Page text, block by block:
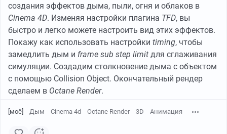
создания эффектов дыма, пыли, огня и облаков в
Cinema 4D. Изменяя настройки плагина TFD, вы
быстро и легко можете настроить вид этих эффектов.
Покажу как использовать настройки timing, чтобы
замедлить дым и frame sub step limit для сглаживания
симуляции. Создадим столкновение дыма с объектом
с помощью Collision Object. Окончательный рендер
сделаем в Octane Render.
[моё] Дым Cinema 4d Octane Render 3D Анимация